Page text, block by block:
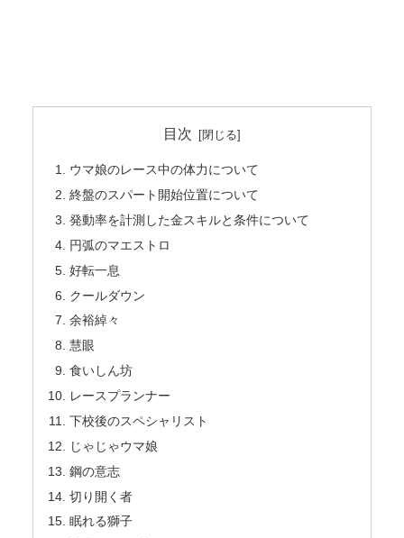
目次
ウマ娘のレース中の体力について
終盤のスパート開始位置について
発動率を計測した金スキルと条件について
円弧のマエストロ
好転一息
クールダウン
余裕綽々
慧眼
食いしん坊
レースプランナー
下校後のスペシャリスト
じゃじゃウマ娘
鋼の意志
切り開く者
眠れる獅子